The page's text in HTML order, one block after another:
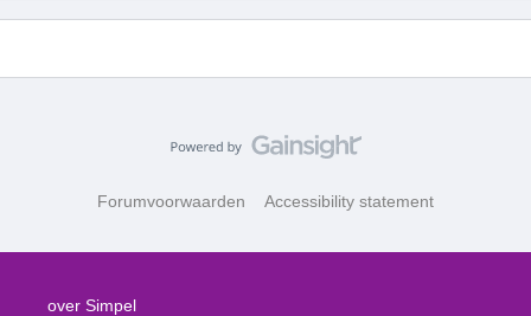
Forumvoorwaarden Accessibility statement
over Simpel